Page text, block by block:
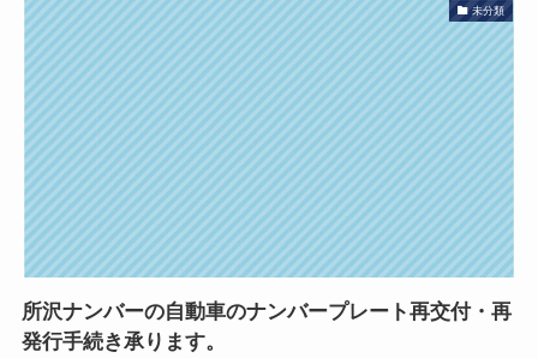
未分類
所沢ナンバーの自動車のナンバープレート再交付・再
発行手続き承ります。